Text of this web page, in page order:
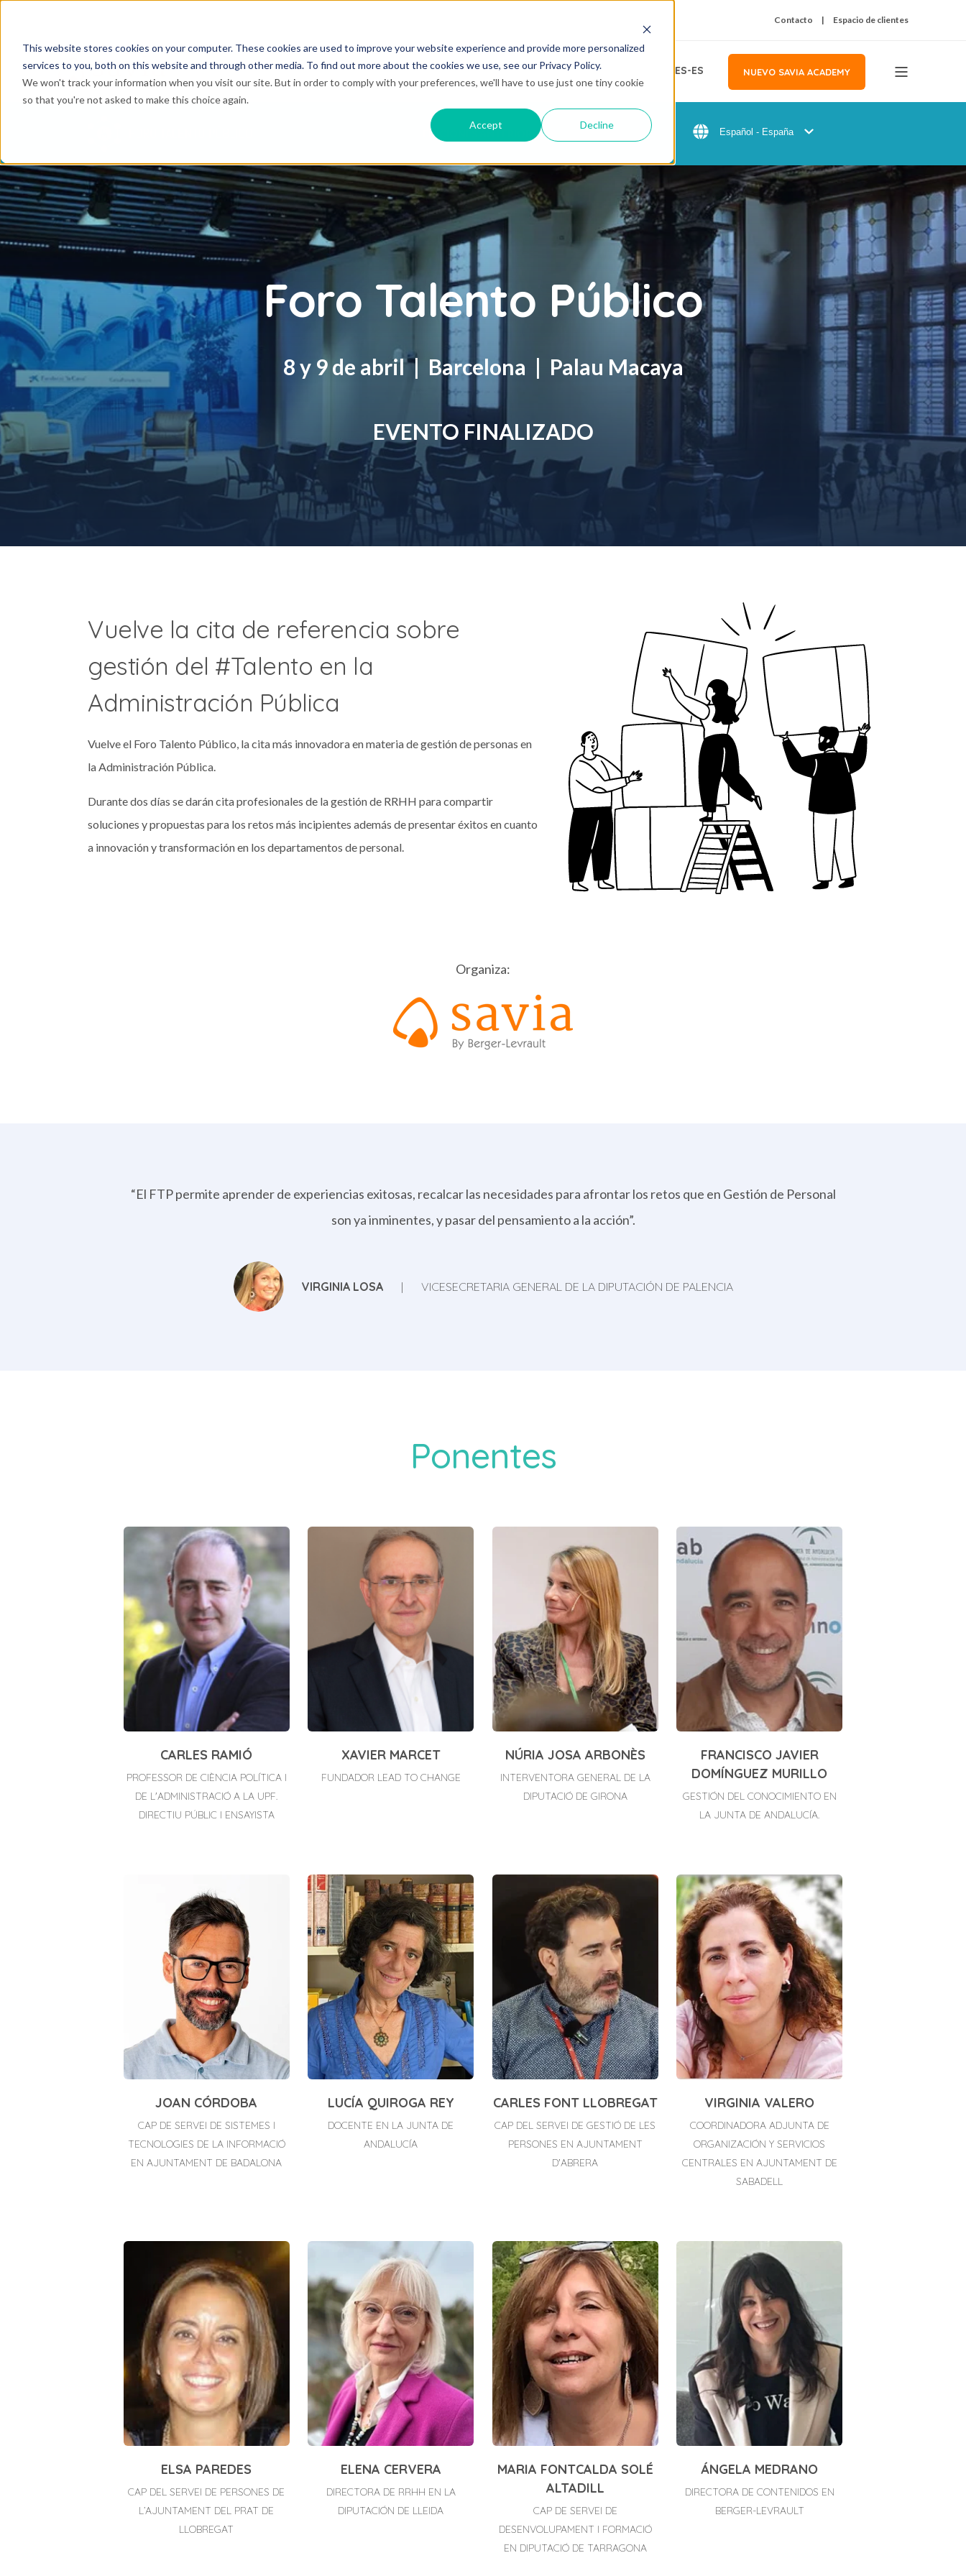
This website stores cookies on your computer. These cookies are used to improve your website experience and provide more personalized
services to you, both on this website and through other media. To find out more about the cookies we use, see our Privacy Policy.
We won't track your information when you visit our site. But in order to comply with your preferences, we'll have to use just one tiny cookie
so that you're not asked to make this choice again.
Accept Decline
Contacto Espacio de clientes
ES-ES NUEVO SAVIA ACADEMY
EDICIONES ANTERIORES Español - España
Foro Talento Público
8 y 9 de abril | Barcelona | Palau Macaya
EVENTO FINALIZADO
Vuelve la cita de referencia sobre
gestión del #Talento en la
Administración Pública
Vuelve el Foro Talento Público, la cita más innovadora en materia de gestión de personas en
la Administración Pública.
Durante dos días se darán cita profesionales de la gestión de RRHH para compartir
soluciones y propuestas para los retos más incipientes además de presentar éxitos en cuanto
a innovación y transformación en los departamentos de personal.
Organiza:
“El FTP permite aprender de experiencias exitosas, recalcar las necesidades para afrontar los retos que en Gestión de Personal
son ya inminentes, y pasar del pensamiento a la acción”.
VIRGINIA LOSA VICESECRETARIA GENERAL DE LA DIPUTACIÓN DE PALENCIA
Ponentes
CARLES RAMIÓ
PROFESSOR DE CIÈNCIA POLÍTICA I
DE L'ADMINISTRACIÓ A LA UPF.
DIRECTIU PÚBLIC I ENSAYISTA
XAVIER MARCET
FUNDADOR LEAD TO CHANGE
NÚRIA JOSA ARBONÈS
INTERVENTORA GENERAL DE LA
DIPUTACIÓ DE GIRONA
FRANCISCO JAVIER
DOMÍNGUEZ MURILLO
GESTIÓN DEL CONOCIMIENTO EN
LA JUNTA DE ANDALUCÍA.
JOAN CÓRDOBA
CAP DE SERVEI DE SISTEMES I
TECNOLOGIES DE LA INFORMACIÓ
EN AJUNTAMENT DE BADALONA
LUCÍA QUIROGA REY
DOCENTE EN LA JUNTA DE
ANDALUCÍA
CARLES FONT LLOBREGAT
CAP DEL SERVEI DE GESTIÓ DE LES
PERSONES EN AJUNTAMENT
D'ABRERA
VIRGINIA VALERO
COORDINADORA ADJUNTA DE
ORGANIZACIÓN Y SERVICIOS
CENTRALES EN AJUNTAMENT DE
SABADELL
ELSA PAREDES
CAP DEL SERVEI DE PERSONES DE
L’AJUNTAMENT DEL PRAT DE
LLOBREGAT
ELENA CERVERA
DIRECTORA DE RRHH EN LA
DIPUTACIÓN DE LLEIDA
MARIA FONTCALDA SOLÉ
ALTADILL
CAP DE SERVEI DE
DESENVOLUPAMENT I FORMACIÓ
EN DIPUTACIÓ DE TARRAGONA
ÁNGELA MEDRANO
DIRECTORA DE CONTENIDOS EN
BERGER-LEVRAULT